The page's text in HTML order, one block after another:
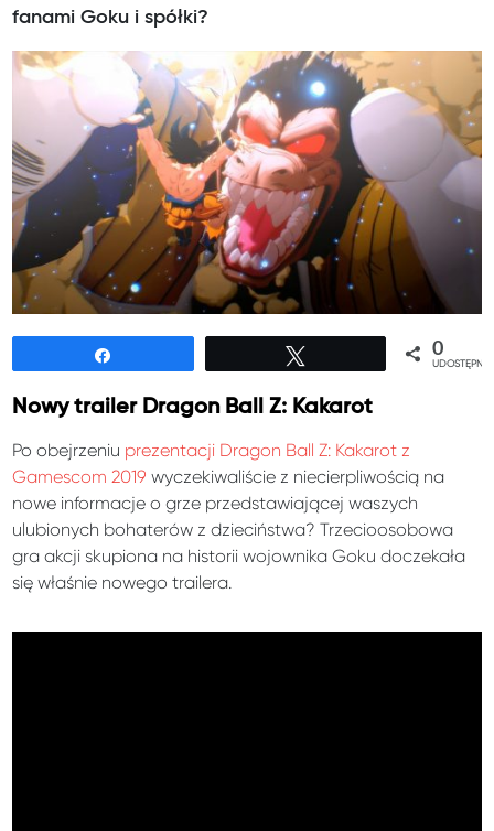
fanami Goku i spółki?
0
Nowy trailer Dragon Ball Z: Kakarot
Po obejrzeniu prezentacji Dragon Ball Z: Kakarot z
Gamescom 2019 wyczekiwaliście z niecierpliwością na
nowe informacje o grze przedstawiającej waszych
ulubionych bohaterów z dzieciństwa? Trzecioosobowa
gra akcji skupiona na historii wojownika Goku doczekała
się właśnie nowego trailera.